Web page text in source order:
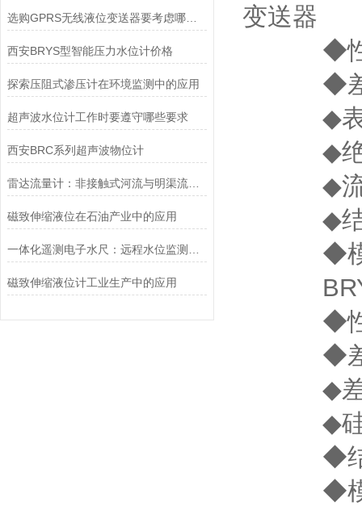
选购GPRS无线液位变送器要考虑哪些因素
西安BRYS型智能压力水位计价格
探索压阻式渗压计在环境监测中的应用
超声波水位计工作时要遵守哪些要求
西安BRC系列超声波物位计
雷达流量计：非接触式河流与明渠流量监测的革新仪器
磁致伸缩液位在石油产业中的应用
磁致伸缩液位计工业生产中的应用
变送器
◆性能*
◆差压
◆表压
◆绝压
◆流量
◆结构
◆模块
◆性能*
◆差压
◆差压
◆硅油
◆结构
◆模块